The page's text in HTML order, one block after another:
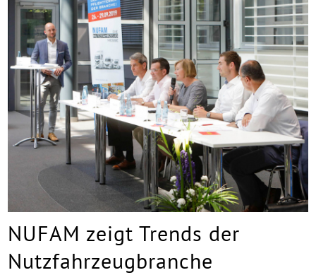
NUFAM zeigt Trends der
Nutzfahrzeugbranche